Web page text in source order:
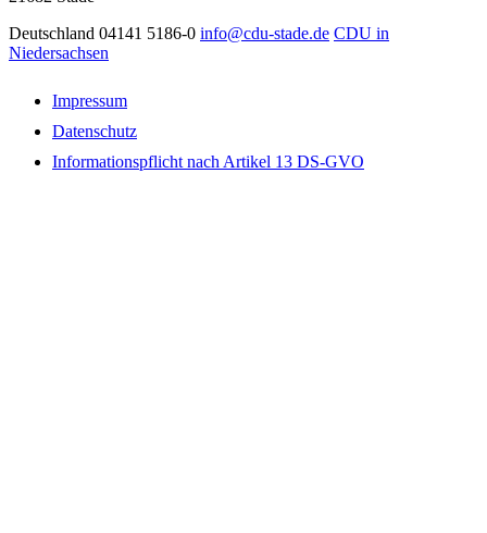
Deutschland 04141 5186-0 info@cdu-stade.de CDU in
Niedersachsen
Impressum
Datenschutz
Informationspflicht nach Artikel 13 DS-GVO